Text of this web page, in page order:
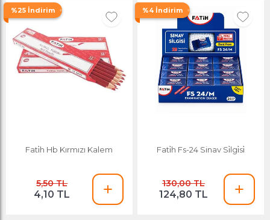
%25 İndirim
Fati̇h Hb Kırmızı Kalem
5,50 TL
4,10 TL
%4 İndirim
Fati̇h Fs-24 Sinav Si̇lgi̇si̇
130,00 TL
124,80 TL